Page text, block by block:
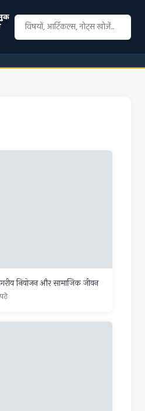
नियोजन और सामाजिक जीवन